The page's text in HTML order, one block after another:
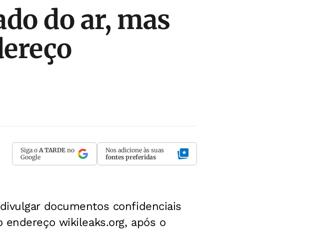
do ar, mas
Siga o A TARDE no
Google
Nos adicione às suas
fontes preferidas
documentos confidenciais
wikileaks.org, após o